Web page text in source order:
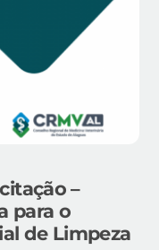
–
para o
de Limpeza